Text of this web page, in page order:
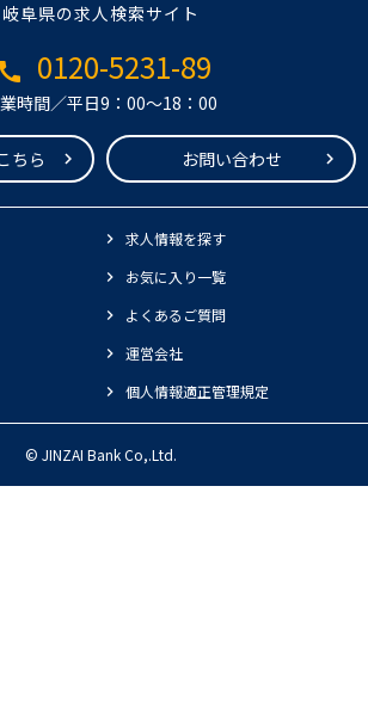
岐阜県の求人検索サイト
call 0120-5231-89
時間／平日9：00～18：00
ちら お問い合わせ
求人情報を探す
お気に入り一覧
よくあるご質問
運営会社
個人情報適正管理規定
© JINZAI Bank Co,.Ltd.